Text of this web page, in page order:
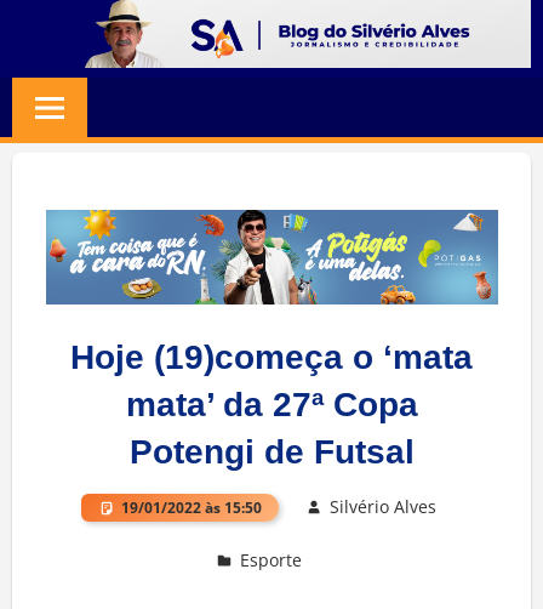
content
SILVERIO
ALVES
Jornalismo
Credibilidade
Hoje (19)começa o ‘mata
mata’ da 27ª Copa
Potengi de Futsal
19/01/2022 às 15:50 Silvério Alves
Esporte